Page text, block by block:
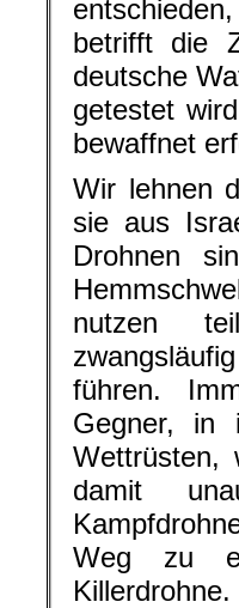
betrifft die
deutsche
getestet
bewaffnet
Wir lehnen
sie aus
Drohnen
nutzen
führen.
Gegner, in
Wettrüsten,
damit
Weg zu
Killerdrohne.